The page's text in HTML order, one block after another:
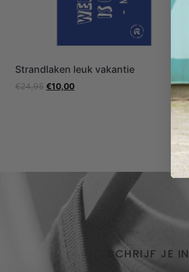
Strandlaken leuk vakantie
€24,95 €10,00
SCHRIJF JE